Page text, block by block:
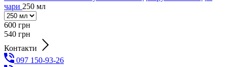
чари 250 мл
600 грн
540 грн
Контакти
097 150-93-26